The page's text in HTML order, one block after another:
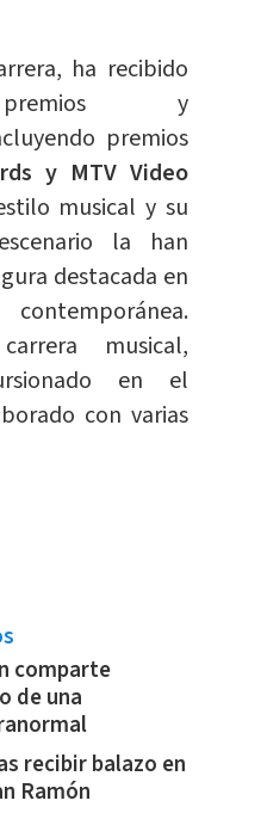
ha recibido
premios y
premios
y MTV Video
musical y su
la han
destacada en
musical,
en el
con varias
comparte
de una
recibir balazo en
Ramón